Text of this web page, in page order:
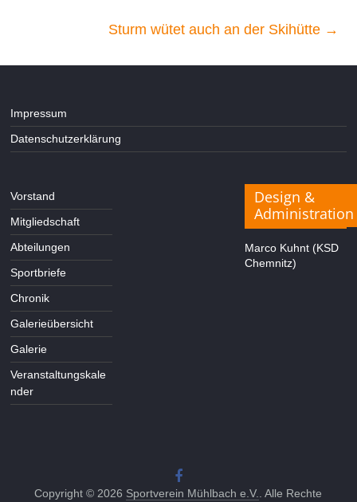
Sturm wütet auch an der Skihütte →
Impressum
Datenschutzerklärung
Vorstand
Mitgliedschaft
Abteilungen
Sportbriefe
Chronik
Galerieübersicht
Galerie
Veranstaltungskale
nder
Design &
Administration
Marco Kuhnt (KSD
Chemnitz)
Copyright © 2026 Sportverein Mühlbach e.V. . Alle Rechte